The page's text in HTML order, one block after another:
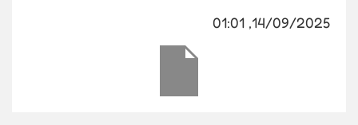
14/09/2025, 01:01